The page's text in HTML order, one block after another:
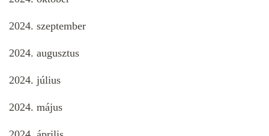
2024. szeptember
2024. augusztus
2024. július
2024. május